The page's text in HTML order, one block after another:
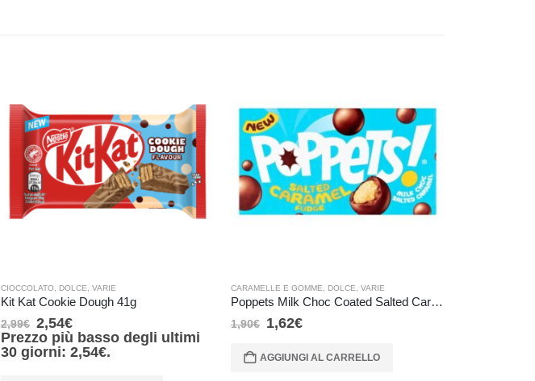
CIOCCOLATO, DOLCE, VARIE
Kit Kat Cookie Dough 41g
2,99€ 2,54€
Prezzo più basso degli ultimi
30 giorni: 2,54€.
CARAMELLE E GOMME, DOLCE, VARIE
Poppets Milk Choc Coated Salted Caramel Fudge 36gr
1,90€ 1,62€
AGGIUNGI AL CARRELLO